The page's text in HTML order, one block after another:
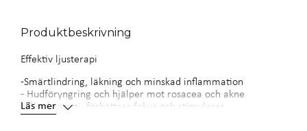
Produktbeskrivning
Effektiv ljusterapi
-Smärtlindring, läkning och minskad inflammation
- Hudföryngring och hjälper mot rosacea och akne
- Ökad energi, förbättrar fokus och stimulerar
blodcirkulationen
Läs mer